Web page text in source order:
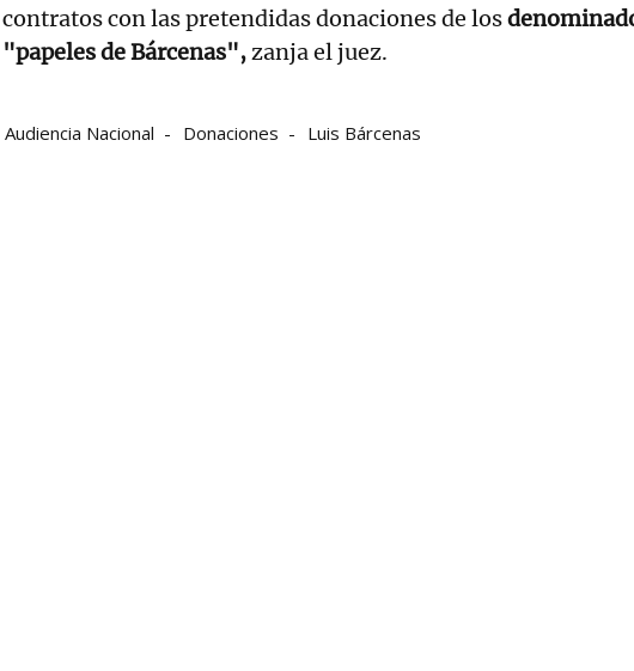
contratos con las pretendidas donaciones de los
"papeles de Bárcenas",zanja el juez.
Audiencia Nacional Donaciones Luis Bárcenas